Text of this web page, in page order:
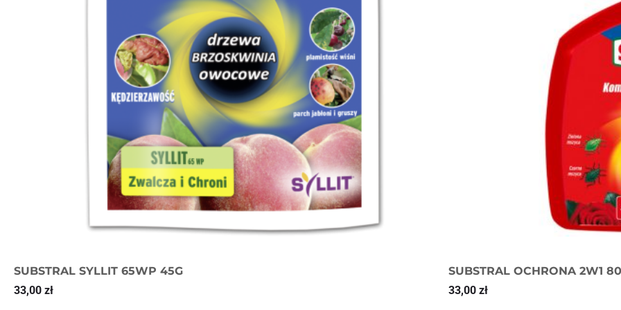
SUBSTRAL SYLLIT 65WP 45G
33,00 zł
SUBSTRAL OCHRONA 2W1
33,00 zł